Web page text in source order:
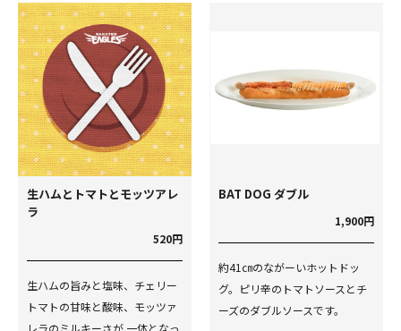
生ハムとトマトとモッツアレ
ラ
520円
生ハムの旨みと塩味、チェリー
トマトの甘味と酸味、モッツァ
レラのミルキーさが 一体となっ
BAT DOG ダブル
1,900円
約41㎝のながーいホットドッ
グ。ピリ辛のトマトソースとチ
ーズのダブルソースです。